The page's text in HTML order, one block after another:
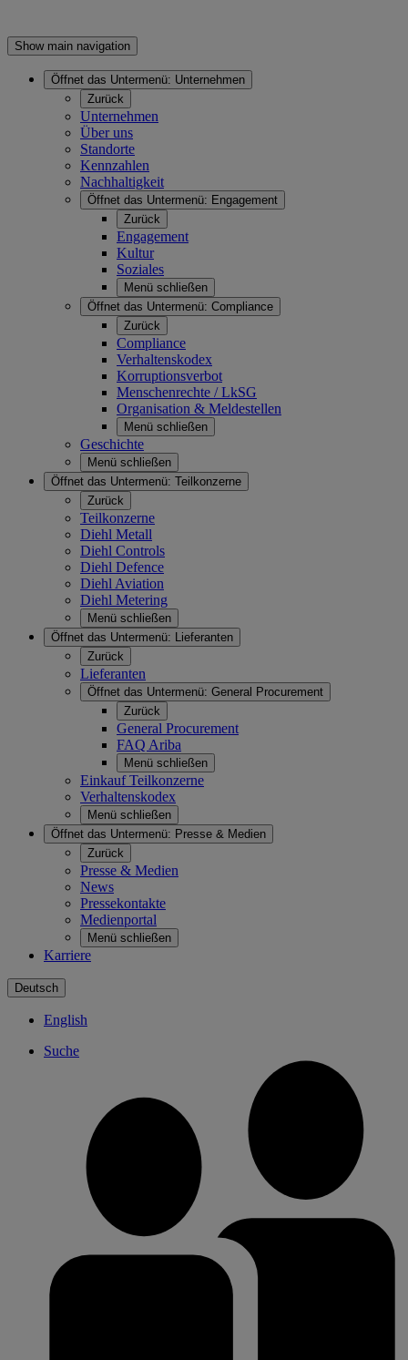
Show main navigation
Öffnet das Untermenü: Unternehmen
Zurück
Unternehmen
Über uns
Standorte
Kennzahlen
Nachhaltigkeit
Öffnet das Untermenü: Engagement
Zurück
Engagement
Kultur
Soziales
Menü schließen
Öffnet das Untermenü: Compliance
Zurück
Compliance
Verhaltenskodex
Korruptionsverbot
Menschenrechte / LkSG
Organisation & Meldestellen
Menü schließen
Geschichte
Menü schließen
Öffnet das Untermenü: Teilkonzerne
Zurück
Teilkonzerne
Diehl Metall
Diehl Controls
Diehl Defence
Diehl Aviation
Diehl Metering
Menü schließen
Öffnet das Untermenü: Lieferanten
Zurück
Lieferanten
Öffnet das Untermenü: General Procurement
Zurück
General Procurement
FAQ Ariba
Menü schließen
Einkauf Teilkonzerne
Verhaltenskodex
Menü schließen
Öffnet das Untermenü: Presse & Medien
Zurück
Presse & Medien
News
Pressekontakte
Medienportal
Menü schließen
Karriere
Deutsch
English
Suche